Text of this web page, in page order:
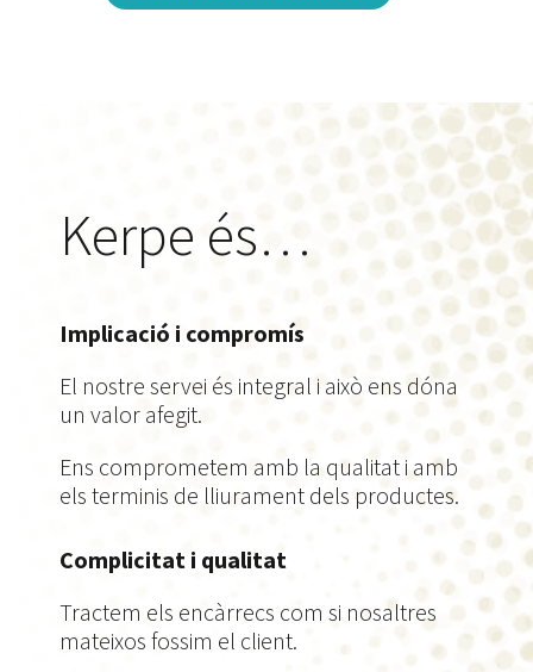
Kerpe és…
Implicació i compromís
El nostre servei és integral i això ens dóna
un valor afegit.
Ens comprometem amb la qualitat i amb
els terminis de lliurament dels productes.
Complicitat i qualitat
Tractem els encàrrecs com si nosaltres
mateixos fossim el client.